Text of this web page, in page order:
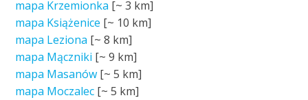
mapa Krzemionka [~3 km]
mapa Książenice [~ 10 km]
mapa Leziona [~8 km]
mapa Mączniki [~9 km]
mapa Masanów [~5 km]
mapa Moczalec [~5 km]